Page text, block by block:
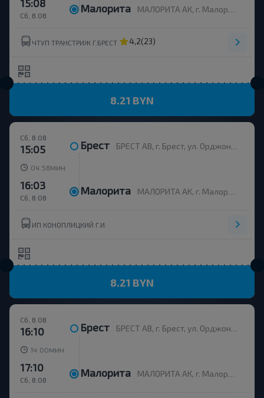
Сб, 8.08
15:08 Малорита МАЛОРИТА АК, г. Малорита, ул. Вокзальная, 19
ЧТУП ТРАНСТРИЖ Г.БРЕСТ 4,2(23)
8.21 BYN
Сб, 8.08
15:05 Брест БРЕСТ АВ, г. Брест, ул. Орджоникидзе, 12, Беларусь
0ч 58 мин
Сб, 8.08
16:03 Малорита МАЛОРИТА АК, г. Малорита, ул. Вокзальная, 19
ИП КОНОПЛИЦКИЙ Г.И.
8.21 BYN
Сб, 8.08
16:10 Брест БРЕСТ АВ, г. Брест, ул. Орджоникидзе, 12, Беларусь
1ч 00 мин
Сб, 8.08
17:10 Малорита МАЛОРИТА АК, г. Малорита, ул. Вокзальная, 19